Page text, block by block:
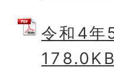
令和4年